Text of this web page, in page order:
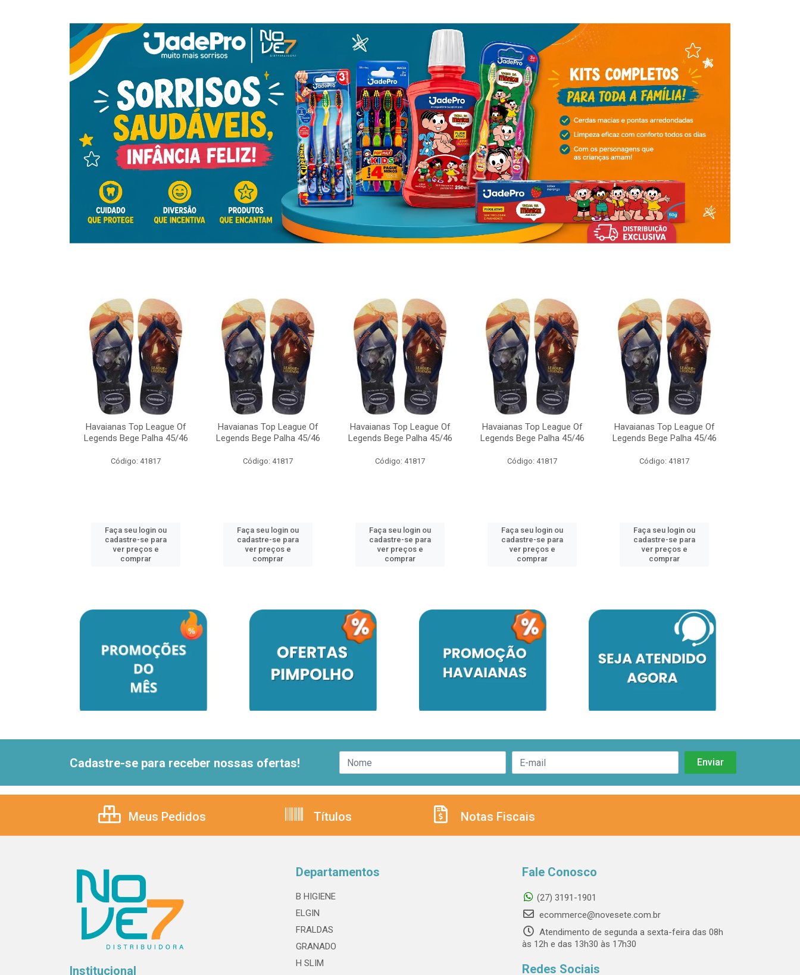
Havaianas Top League Of
Legends Bege Palha 45/46
Código: 41817
Faça seu login ou
cadastre-se para
ver preços e
comprar
Havaianas Top League Of
Legends Bege Palha 45/46
Código: 41817
Faça seu login ou
cadastre-se para
ver preços e
comprar
Havaianas Top League Of
Legends Bege Palha 45/46
Código: 41817
Faça seu login ou
cadastre-se para
ver preços e
comprar
Havaianas Top League Of
Legends Bege Palha 45/46
Código: 41817
Faça seu login ou
cadastre-se para
ver preços e
comprar
Havaianas Top League Of
Legends Bege Palha 45/46
Código: 41817
Faça seu login ou
cadastre-se para
ver preços e
comprar
Cadastre-se para receber nossas ofertas!
Meus Pedidos Títulos Notas Fiscais
Institucional
Departamentos
B HIGIENE
ELGIN
FRALDAS
GRANADO
H SLIM
Fale Conosco
(27) 3191-1901
ecommerce@novesete.com.br
Atendimento de segunda a sexta-feira das 08h
às 12h e das 13h30 às 17h30
Redes Sociais